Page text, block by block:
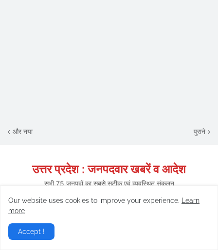
और नया पुराने
उत्तर प्रदेश : जनपदवार खबरें व आदेश
सभी 75 जनपदों का सबसे सटीक एवं व्यवस्थित संकलन
Our website uses cookies to improve your experience.
Learn
more
Accept !